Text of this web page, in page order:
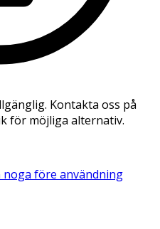
Kontakta oss på
för möjliga alternativ.
noga före användning